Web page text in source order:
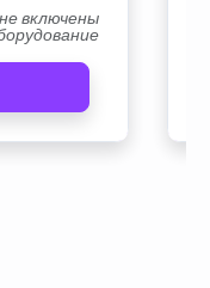
включены